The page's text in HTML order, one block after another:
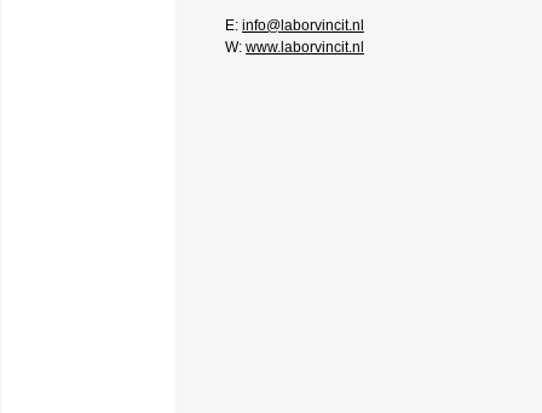
E: info@laborvincit.nl
W: www.laborvincit.nl